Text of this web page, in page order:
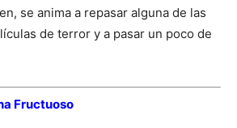
se anima a repasar alguna de las
de terror y a pasar un poco de
Fructuoso